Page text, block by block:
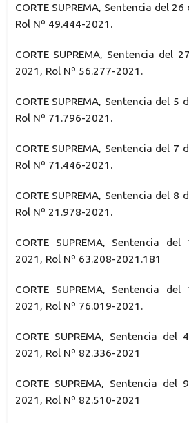
CORTE SUPREMA, Sentencia del
Rol Nº 49.444-2021.
CORTE SUPREMA, Sentencia del
2021, Rol Nº 56.277-2021.
CORTE SUPREMA, Sentencia del 5
Rol Nº 71.796-2021.
CORTE SUPREMA, Sentencia del 7
Rol Nº 71.446-2021.
CORTE SUPREMA, Sentencia del 8
Rol Nº 21.978-2021.
CORTE SUPREMA, Sentencia
2021, Rol Nº 63.208-2021.181
CORTE SUPREMA, Sentencia
2021, Rol Nº 76.019-2021.
CORTE SUPREMA, Sentencia
2021, Rol Nº 82.336-2021
CORTE SUPREMA, Sentencia
2021, Rol Nº 82.510-2021